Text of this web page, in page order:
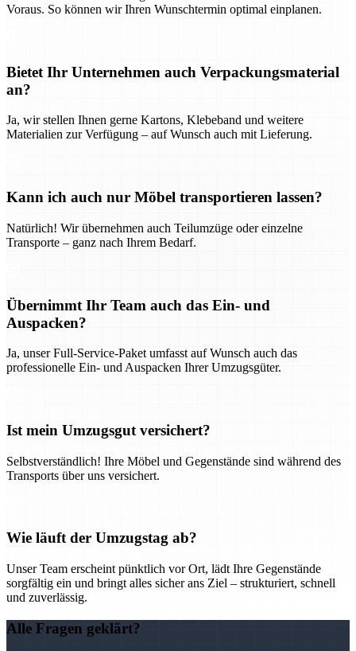
Voraus. So können wir Ihren Wunschtermin optimal einplanen.
Bietet Ihr Unternehmen auch Verpackungsmaterial
an?
Ja, wir stellen Ihnen gerne Kartons, Klebeband und weitere
Materialien zur Verfügung – auf Wunsch auch mit Lieferung.
Kann ich auch nur Möbel transportieren lassen?
Natürlich! Wir übernehmen auch Teilumzüge oder einzelne
Transporte – ganz nach Ihrem Bedarf.
Übernimmt Ihr Team auch das Ein- und
Auspacken?
Ja, unser Full-Service-Paket umfasst auf Wunsch auch das
professionelle Ein- und Auspacken Ihrer Umzugsgüter.
Ist mein Umzugsgut versichert?
Selbstverständlich! Ihre Möbel und Gegenstände sind während des
Transports über uns versichert.
Wie läuft der Umzugstag ab?
Unser Team erscheint pünktlich vor Ort, lädt Ihre Gegenstände
sorgfältig ein und bringt alles sicher ans Ziel – strukturiert, schnell
und zuverlässig.
Alle Fragen geklärt?